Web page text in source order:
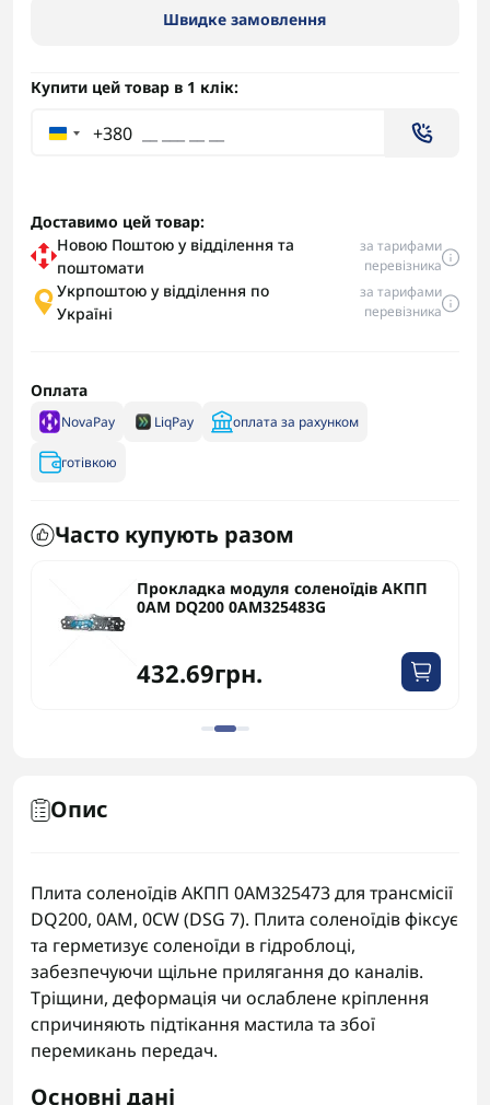
Швидке замовлення
Купити цей товар в 1 клік:
+380
Доставимо цей товар:
Новою Поштою у відділення та
поштомати
за тарифами
перевізника
Укрпоштою у відділення по
Україні
за тарифами
перевізника
Оплата
NovaPay LiqPay оплата за рахунком
готівкою
Часто купують разом
Прокладка модуля соленоїдів АКПП
0AM DQ200 0AM325483G
432.69грн.
Опис
Плита соленоїдів АКПП 0AM325473 для трансмісії
DQ200, 0AM, 0CW (DSG 7). Плита соленоїдів фіксує
та герметизує соленоїди в гідроблоці,
забезпечуючи щільне прилягання до каналів.
Тріщини, деформація чи ослаблене кріплення
спричиняють підтікання мастила та збої
перемикань передач.
Основні дані